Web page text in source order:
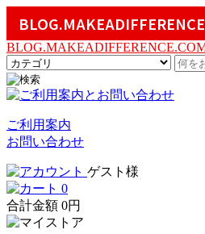
ご利用案内
お問い合わせ
ゲスト様
0
合計金額 0円